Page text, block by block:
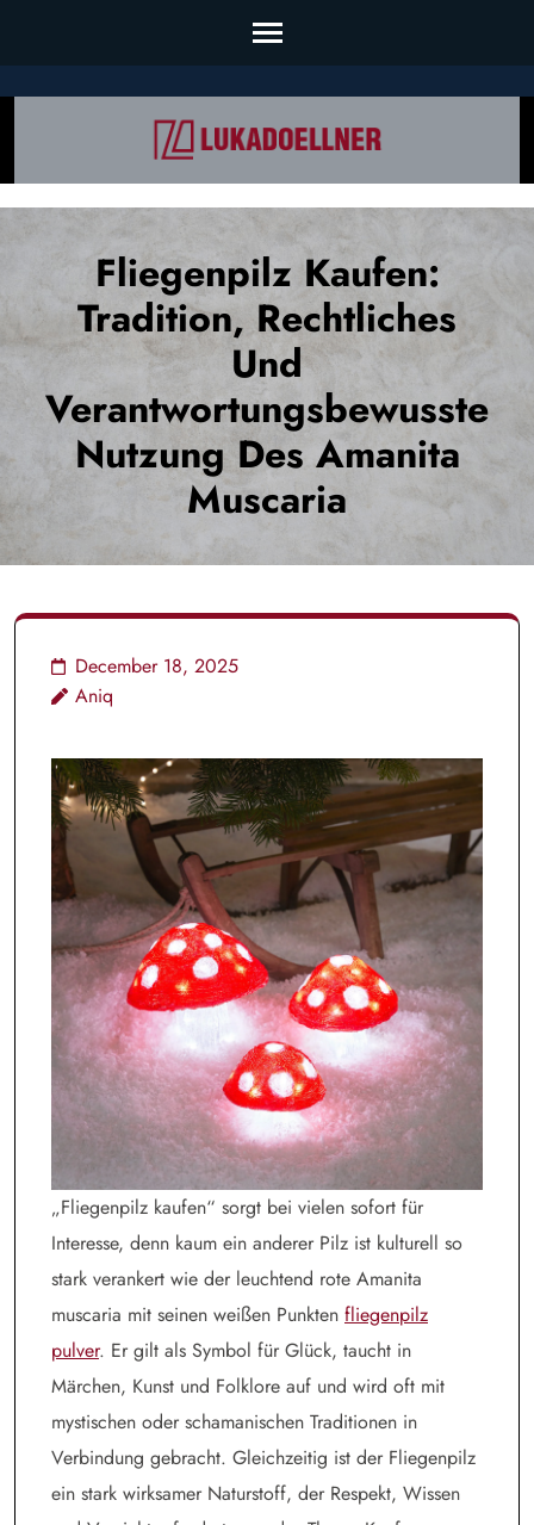
Fliegenpilz Kaufen:
Tradition, Rechtliches
Und
Verantwortungsbewusste
Nutzung Des Amanita
Muscaria
December 18, 2025
Aniq
„Fliegenpilz kaufen“ sorgt bei vielen sofort für
Interesse, denn kaum ein anderer Pilz ist kulturell so
stark verankert wie der leuchtend rote Amanita
muscaria mit seinen weißen Punkten fliegenpilz
pulver. Er gilt als Symbol für Glück, taucht in
Märchen, Kunst und Folklore auf und wird oft mit
mystischen oder schamanischen Traditionen in
Verbindung gebracht. Gleichzeitig ist der Fliegenpilz
ein stark wirksamer Naturstoff, der Respekt, Wissen